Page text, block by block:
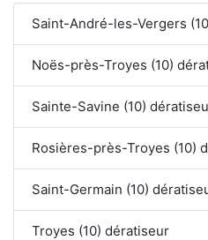
Saint-André-les-Vergers
Noës-près-Troyes (10)
Sainte-Savine (10)
Rosières-près-Troyes (10)
Saint-Germain (10)
Troyes (10) dératiseur